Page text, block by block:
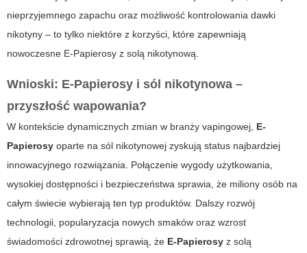
nieprzyjemnego zapachu oraz możliwość kontrolowania dawki
nikotyny – to tylko niektóre z korzyści, które zapewniają
nowoczesne E-Papierosy z solą nikotynową.
Wnioski: E-Papierosy i sól nikotynowa –
przyszłość wapowania?
W kontekście dynamicznych zmian w branży vapingowej, E-
Papierosy oparte na sól nikotynowej zyskują status najbardziej
innowacyjnego rozwiązania. Połączenie wygody użytkowania,
wysokiej dostępności i bezpieczeństwa sprawia, że miliony osób na
całym świecie wybierają ten typ produktów. Dalszy rozwój
technologii, popularyzacja nowych smaków oraz wzrost
świadomości zdrowotnej sprawią, że E-Papierosy z solą